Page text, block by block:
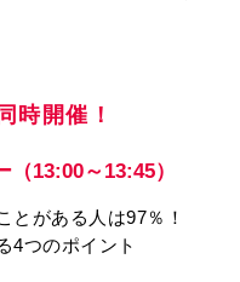
時開催！
13:00～13:45）
とがある人は97％！
4つのポイント